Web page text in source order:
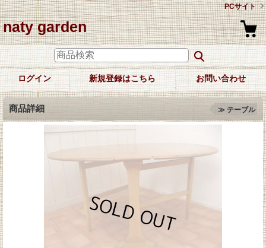
PCサイト
naty garden
ログイン 新規登録はこちら お問い合わせ
商品詳細 ≫ テーブル